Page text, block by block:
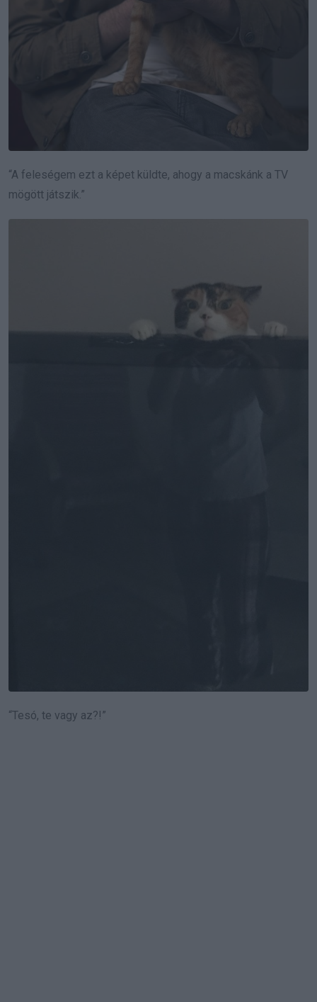
“A feleségem ezt a képet küldte, ahogy a macskánk a TV
mögött játszik.”
“Tesó, te vagy az?!”